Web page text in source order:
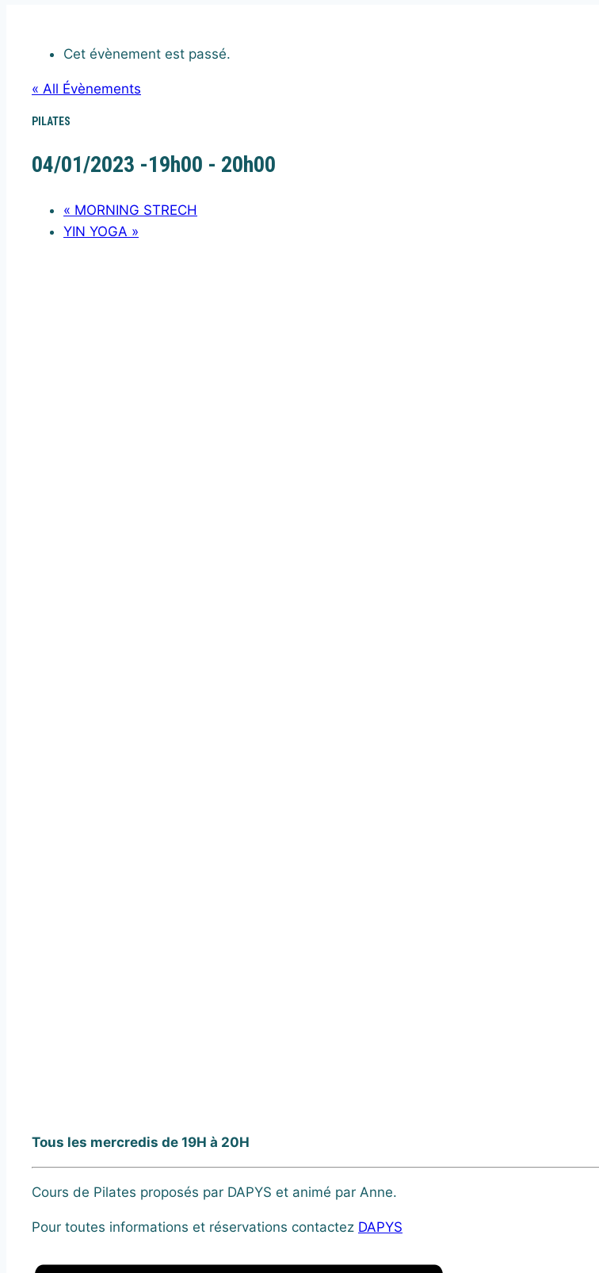
Cet évènement est passé.
« All Évènements
PILATES
04/01/2023 -19h00 - 20h00
« MORNING STRECH
YIN YOGA »
Tous les mercredis de 19H à 20H
Cours de Pilates proposés par DAPYS et animé par Anne.
Pour toutes informations et réservations contactez DAPYS